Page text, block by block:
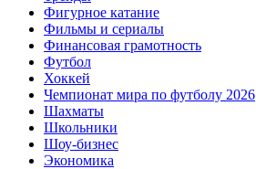
Фигурное катание
Фильмы и сериалы
Финансовая грамотность
Футбол
Хоккей
Чемпионат мира по футболу 2026
Шахматы
Школьники
Шоу-бизнес
Экономика